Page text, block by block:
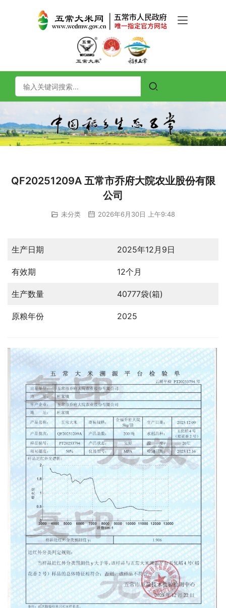
QF20251209A 五常市乔府大院农业股份有限
公司
未分类 2026年6月30日 上午9:48
生产日期 2025年12月9日
有效期 12个月
生产数量 40777袋(箱)
原粮年份 2025